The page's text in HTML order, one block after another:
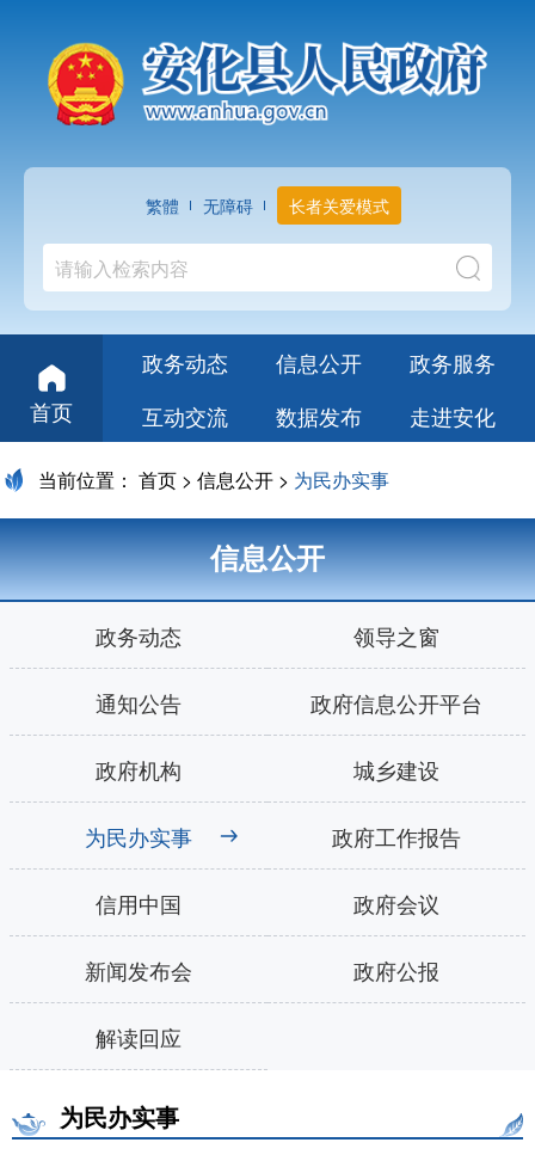
繁體 无障碍 长者关爱模式
首页
政务动态 信息公开
政务服务
互动交流
数据发布 走进安化
当前位置： 首页 > 信息公开 > 为民办实事
信息公开
政务动态 领导之窗
通知公告 政府信息公开平台
政府机构 城乡建设
为民办实事 政府工作报告
信用中国 政府会议
新闻发布会 政府公报
解读回应
为民办实事